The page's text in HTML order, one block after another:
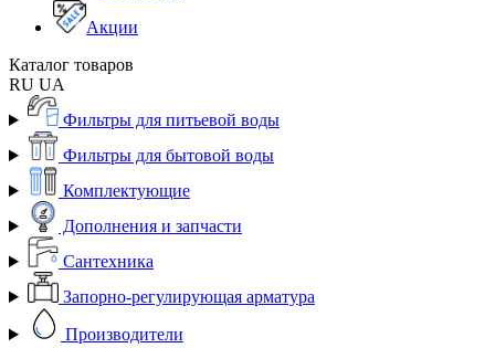
Акции
Каталог товаров
RU UA
Фильтры для питьевой воды
Фильтры для бытовой воды
Комплектующие
Дополнения и запчасти
Сантехника
Запорно-регулирующая арматура
Производители